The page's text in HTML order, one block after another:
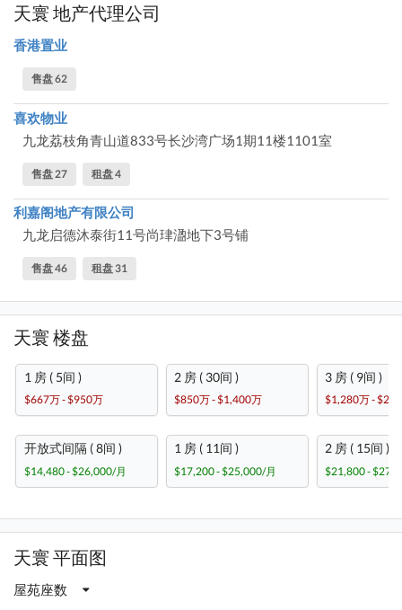
天寰 地产代理公司
香港置业
售盘 62
喜欢物业
九龙荔枝角青山道833号长沙湾广场1期11楼1101室
售盘 27 租盘 4
利嘉阁地产有限公司
九龙启德沐泰街11号尚珒溋地下3号铺
售盘 46 租盘 31
天寰 楼盘
1 房 ( 5间 )
$667万 - $950万
2 房 ( 30间 )
$850万 - $1,400万
3 房 ( 9间 )
$1,280万 -
开放式间隔 ( 8间 )
$14,480 - $26,000/月
1 房 ( 11间 )
$17,200 - $25,000/月
2 房 ( 15间 )
$21,800 -
天寰 平面图
屋苑座数